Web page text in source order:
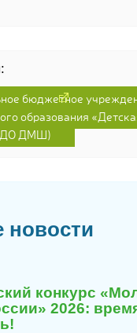
бюджетное
образования
ДО ДМШ)
новости
конкурс
2026: